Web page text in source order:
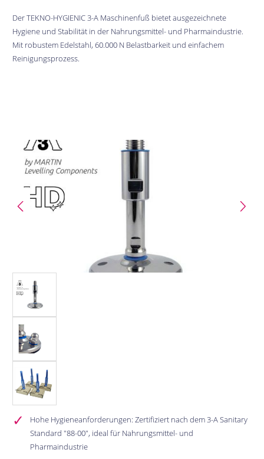
Der TEKNO-HYGIENIC 3-A Maschinenfuß bietet ausgezeichnete
Hygiene und Stabilität in der Nahrungsmittel- und Pharmaindustrie.
Mit robustem Edelstahl, 60.000 N Belastbarkeit und einfachem
Reinigungsprozess.
Bildergalerie überspringen
Hohe Hygieneanforderungen: Zertifiziert nach dem 3-A Sanitary
Standard "88-00", ideal für Nahrungsmittel- und
Pharmaindustrie